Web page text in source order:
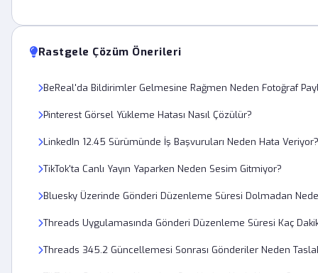
Rastgele Çözüm Önerileri
BeReal'da Bildirimler Gelmesine Rağmen Neden Fotoğraf
Pinterest Görsel Yükleme Hatası Nasıl Çözülür?
LinkedIn 12.45 Sürümünde İş Başvuruları Neden Hata Veriyor?
TikTok'ta Canlı Yayın Yaparken Neden Sesim Gitmiyor?
Bluesky Üzerinde Gönderi Düzenleme Süresi Dolmadan
Threads Uygulamasında Gönderi Düzenleme Süresi Kaç
Threads 345.2 Güncellemesi Sonrası Gönderiler Neden